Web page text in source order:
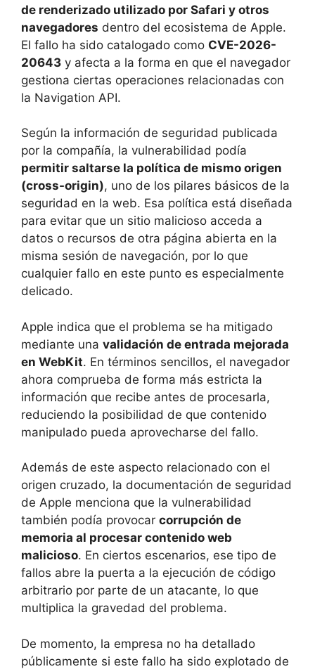
de renderizado utilizado por Safari y otros
navegadores dentro del ecosistema de Apple.
El fallo ha sido catalogado como CVE-2026-
20643 y afecta a la forma en que el navegador
gestiona ciertas operaciones relacionadas con
la Navigation API.
Según la información de seguridad publicada
por la compañía, la vulnerabilidad podía
permitir saltarse la política de mismo origen
(cross-origin), uno de los pilares básicos de la
seguridad en la web. Esa política está diseñada
para evitar que un sitio malicioso acceda a
datos o recursos de otra página abierta en la
misma sesión de navegación, por lo que
cualquier fallo en este punto es especialmente
delicado.
Apple indica que el problema se ha mitigado
mediante una validación de entrada mejorada
en WebKit. En términos sencillos, el navegador
ahora comprueba de forma más estricta la
información que recibe antes de procesarla,
reduciendo la posibilidad de que contenido
manipulado pueda aprovecharse del fallo.
Además de este aspecto relacionado con el
origen cruzado, la documentación de seguridad
de Apple menciona que la vulnerabilidad
también podía provocar corrupción de
memoria al procesar contenido web
malicioso. En ciertos escenarios, ese tipo de
fallos abre la puerta a la ejecución de código
arbitrario por parte de un atacante, lo que
multiplica la gravedad del problema.
De momento, la empresa no ha detallado
públicamente si este fallo ha sido explotado de